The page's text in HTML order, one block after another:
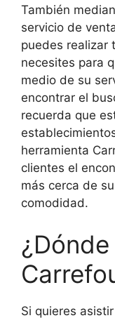
También
servicio de
puedes realizar
necesites para
medio de su
encontrar el
recuerda que
herramienta
clientes el
más cerca de
comodidad.
Si quieres